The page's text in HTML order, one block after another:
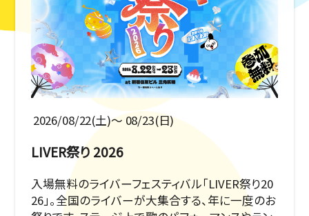
2026/08/22(土)〜 08/23(日)
LIVER祭り 2026
入場無料のライバーフェスティバル「LIVER祭り20
26」。全国のライバーが大集合する、年に一度のお